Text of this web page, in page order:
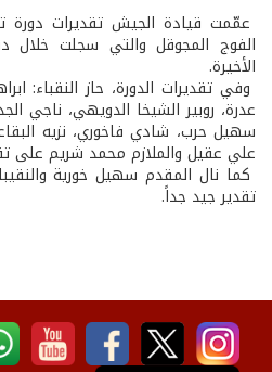
عمّمت قيادة الجيش تقديرات دورة
الفوج المجوقل والتي سجلت خلال
الأخيرة.
وفي تقديرات الدورة، حاز النقباء:
عدرة، روبير الشيخا الدويهي، ناجي
سهيل حرب، شادي فاخوري، نزيه
علي عقيل والملازم محمد شريم على
كما نال المقدم سهيل خورية
تقدير جيد جداً.